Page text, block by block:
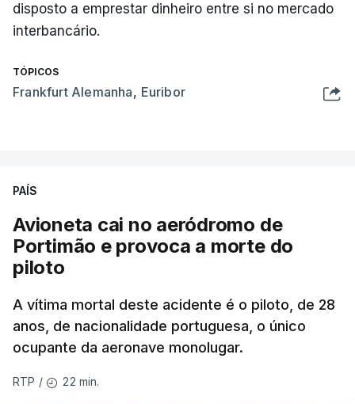
disposto a emprestar dinheiro entre si no mercado
interbancário.
TÓPICOS
Frankfurt Alemanha, Euribor
PAÍS
Avioneta cai no aeródromo de
Portimão e provoca a morte do
piloto
A vítima mortal deste acidente é o piloto, de 28
anos, de nacionalidade portuguesa, o único
ocupante da aeronave monolugar.
RTP / 22 min.